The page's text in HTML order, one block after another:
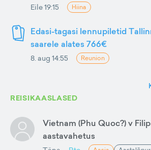
Eile 19:15 Hiina
Edasi-tagasi lennupiletid
saarele alates 766€
8. aug 14:55 Reunion
REISIKAASLASED
Vietnam (Phu Quoc?) v
aastavahetus